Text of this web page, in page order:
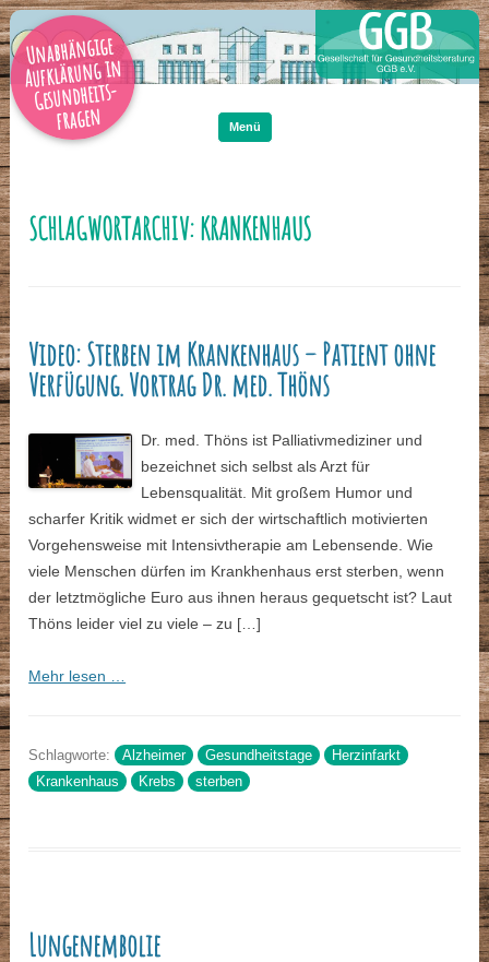
Unabhängige
Aufklärung in
Gesundheits-
fragen Menü
SCHLAGWORTARCHIV:KRANKENHAUS
Video: Sterben im Krankenhaus – Patient ohne
Verfügung. Vortrag Dr. med. Thöns
Dr. med. Thöns ist Palliativmediziner und
bezeichnet sich selbst als Arzt für
Lebensqualität. Mit großem Humor und
scharfer Kritik widmet er sich der wirtschaftlich motivierten
Vorgehensweise mit Intensivtherapie am Lebensende. Wie
viele Menschen dürfen im Krankhenhaus erst sterben, wenn
der letztmögliche Euro aus ihnen heraus gequetscht ist? Laut
Thöns leider viel zu viele – zu […]
Mehr lesen …
Schlagworte: Alzheimer Gesundheitstage
Herzinfarkt
Krankenhaus
Krebs sterben
Lungenembolie